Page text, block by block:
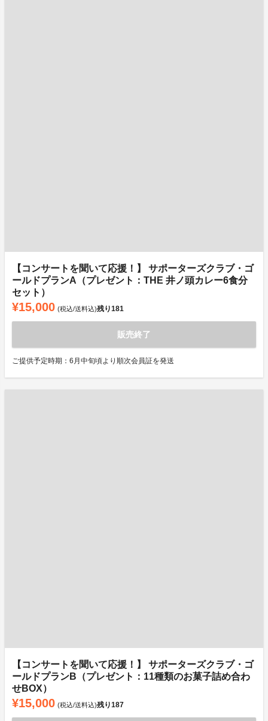
【コンサートを聞いて応援！】 サポーターズクラブ・ゴ
ールドプランA（プレゼント：THE 井ノ頭カレー6食分
セット）
¥15,000 (税込/送料込)残り181
販売終了
ご提供予定時期：6月中旬頃より順次会員証を発送
【コンサートを聞いて応援！】 サポーターズクラブ・ゴ
ールドプランB（プレゼント：11種類のお菓子詰め合わ
せBOX）
¥15,000 (税込/送料込)残り187